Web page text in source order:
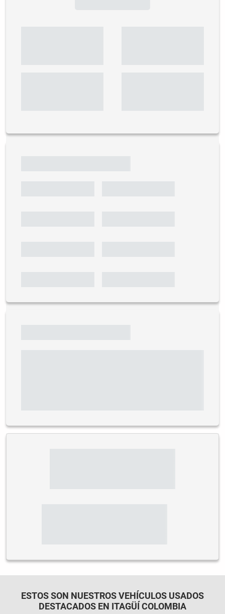
ESTOS SON NUESTROS VEHÍCULOS USADOS
DESTACADOS EN ITAGÜÍ COLOMBIA